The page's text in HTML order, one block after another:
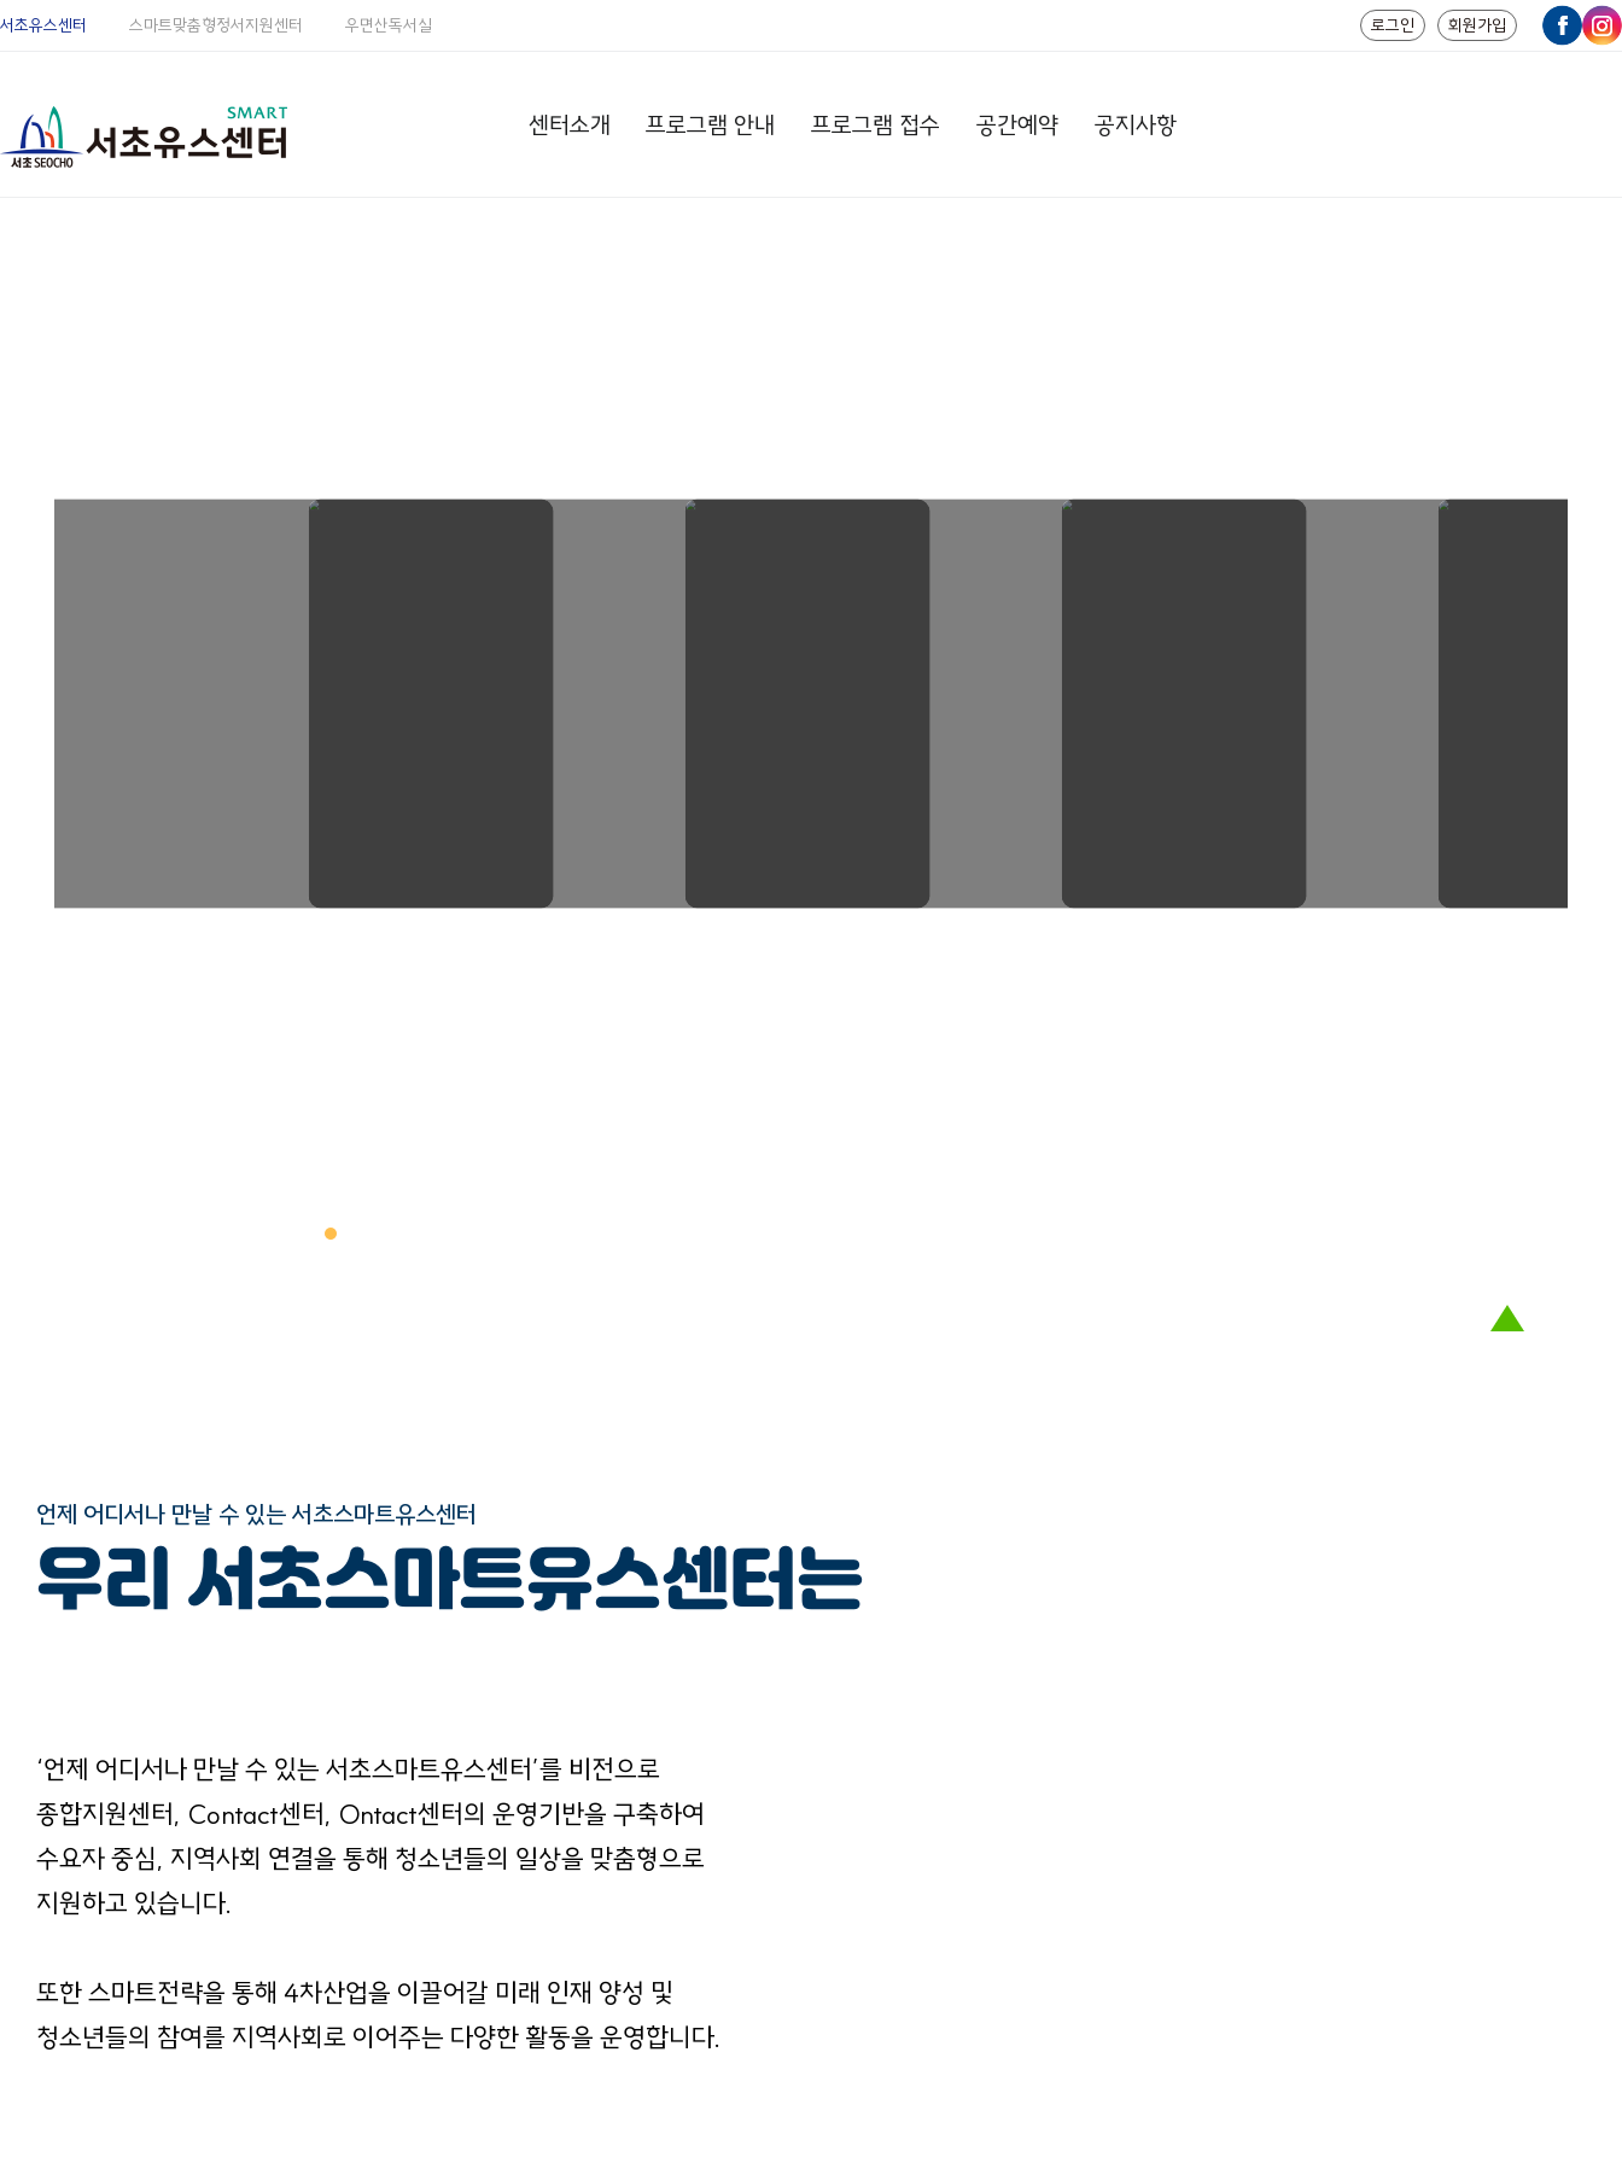
서초유스센터 스마트맞춤형정서지원센터 우면산독서실 로그인 회원가입
센터소개 프로그램 안내 프로그램 접수 공간예약 공지사항
언제 어디서나 만날 수 있는 서초스마트유스센터
우리 서초스마트유스센터는
‘언제 어디서나 만날 수 있는 서초스마트유스센터’를 비전으로
종합지원센터, Contact센터, Ontact센터의 운영기반을 구축하여
수요자 중심, 지역사회 연결을 통해 청소년들의 일상을 맞춤형으로
지원하고 있습니다.
또한 스마트전략을 통해 4차산업을 이끌어갈 미래 인재 양성 및
청소년들의 참여를 지역사회로 이어주는 다양한 활동을 운영합니다.